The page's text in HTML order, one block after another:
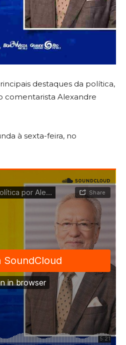
destaques da política,
comentarista Alexandre
à sexta-feira, no